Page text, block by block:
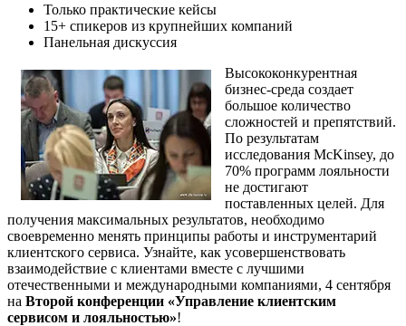
Только практические кейсы
15+ спикеров из крупнейших компаний
Панельная дискуссия
Высококонкурентная
бизнес-среда создает
большое количество
сложностей и препятствий.
По результатам
исследования McKinsey, до
70% программ лояльности
не достигают
поставленных целей. Для
получения максимальных результатов, необходимо
своевременно менять принципы работы и инструментарий
клиентского сервиса. Узнайте, как усовершенствовать
взаимодействие с клиентами вместе с лучшими
отечественными и международными компаниями, 4 сентября
на Второй конференции «Управление клиентским
сервисом и лояльностью»!